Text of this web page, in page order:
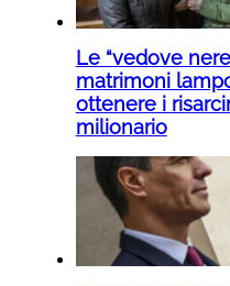
Le “vedove
matrimoni
ottenere i
milionario